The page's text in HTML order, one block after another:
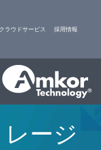
クラウドサービス 採用情報
ージ